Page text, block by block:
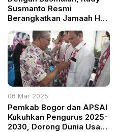
Susmanto Resmi
Berangkatkan Jamaah Haji
06 Mar 2025
Pemkab Bogor dan APSAI
Kukuhkan Pengurus 2025-
2030, Dorong Dunia Usaha